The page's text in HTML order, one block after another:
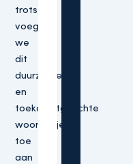
trots
voegen
we
dit
duurzame
en
toekomstgerichte
woonproject
toe
aan